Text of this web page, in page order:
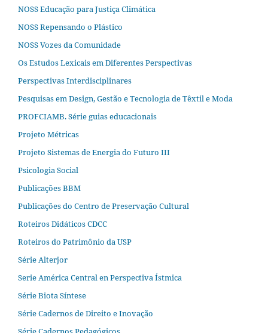
NOSS Educação para Justiça Climática
NOSS Repensando o Plástico
NOSS Vozes da Comunidade
Os Estudos Lexicais em Diferentes Perspectivas
Perspectivas Interdisciplinares
Pesquisas em Design, Gestão e Tecnologia de Têxtil e Moda
PROFCIAMB. Série guias educacionais
Projeto Métricas
Projeto Sistemas de Energia do Futuro III
Psicologia Social
Publicações BBM
Publicações do Centro de Preservação Cultural
Roteiros Didáticos CDCC
Roteiros do Patrimônio da USP
Série Alterjor
Serie América Central en Perspectiva Ístmica
Série Biota Síntese
Série Cadernos de Direito e Inovação